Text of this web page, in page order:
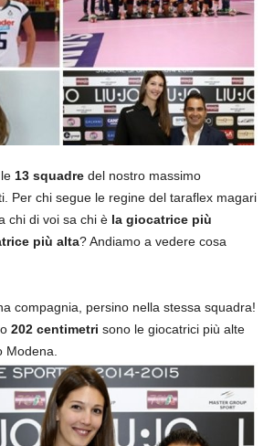
13 squadredel nostro massimo
Per chi segue le regine del taraflex magari
chi di voi sa chi è la giocatrice più
più alta? Andiamo a vedere cosa
compagnia, persino nella stessa squadra!
202 centimetri sono le giocatrici più alte